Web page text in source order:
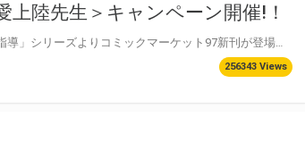
上陸先生＞キャンペーン開催!！
256343 Views